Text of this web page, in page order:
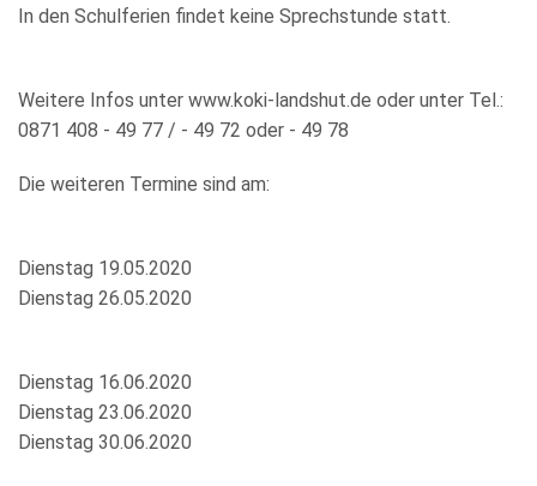
In den Schulferien findet keine Sprechstunde statt.
Weitere Infos unter www.koki-landshut.de oder unter Tel.:
0871 408 - 49 77 / - 49 72 oder - 49 78
Die weiteren Termine sind am:
Dienstag 19.05.2020
Dienstag 26.05.2020
Dienstag 16.06.2020
Dienstag 23.06.2020
Dienstag 30.06.2020